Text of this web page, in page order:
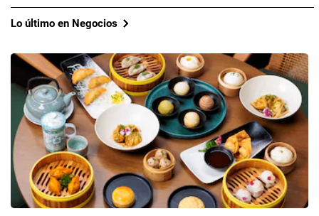
Lo último en Negocios